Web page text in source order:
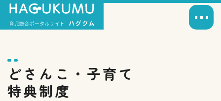
どさんこ・子育て
特典制度